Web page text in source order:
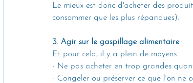
Le mieux est donc d'acheter des
consommer que les plus répandues).
3. Agir sur le gaspillage alimentaire
Et pour cela, il y a plein de moyens :
- Ne pas acheter en trop grandes
- Congeler ou préserver ce que l'on ne